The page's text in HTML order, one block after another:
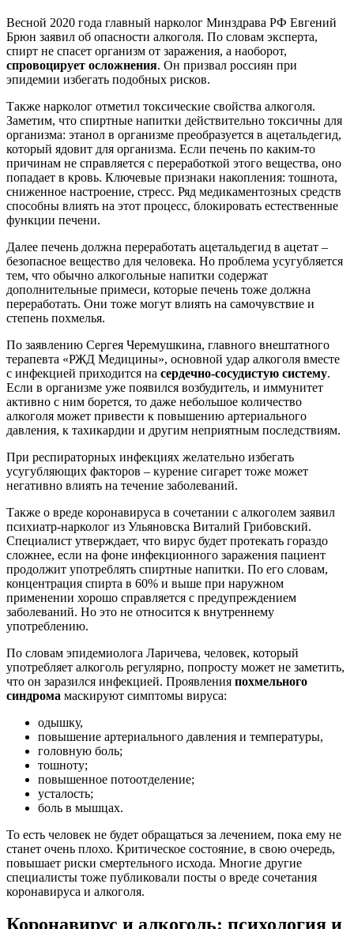
Весной 2020 года главный нарколог Минздрава РФ Евгений
Брюн заявил об опасности алкоголя. По словам эксперта,
спирт не спасет организм от заражения, а наоборот,
спровоцирует осложнения. Он призвал россиян при
эпидемии избегать подобных рисков.
Также нарколог отметил токсические свойства алкоголя.
Заметим, что спиртные напитки действительно токсичны для
организма: этанол в организме преобразуется в ацетальдегид,
который ядовит для организма. Если печень по каким-то
причинам не справляется с переработкой этого вещества, оно
попадает в кровь. Ключевые признаки накопления: тошнота,
сниженное настроение, стресс. Ряд медикаментозных средств
способны влиять на этот процесс, блокировать естественные
функции печени.
Далее печень должна переработать ацетальдегид в ацетат –
безопасное вещество для человека. Но проблема усугубляется
тем, что обычно алкогольные напитки содержат
дополнительные примеси, которые печень тоже должна
переработать. Они тоже могут влиять на самочувствие и
степень похмелья.
По заявлению Сергея Черемушкина, главного внештатного
терапевта «РЖД Медицины», основной удар алкоголя вместе
с инфекцией приходится на сердечно-сосудистую систему.
Если в организме уже появился возбудитель, и иммунитет
активно с ним борется, то даже небольшое количество
алкоголя может привести к повышению артериального
давления, к тахикардии и другим неприятным последствиям.
При респираторных инфекциях желательно избегать
усугубляющих факторов – курение сигарет тоже может
негативно влиять на течение заболеваний.
Также о вреде коронавируса в сочетании с алкоголем заявил
психиатр-нарколог из Ульяновска Виталий Грибовский.
Специалист утверждает, что вирус будет протекать гораздо
сложнее, если на фоне инфекционного заражения пациент
продолжит употреблять спиртные напитки. По его словам,
концентрация спирта в 60% и выше при наружном
применении хорошо справляется с предупреждением
заболеваний. Но это не относится к внутреннему
употреблению.
По словам эпидемиолога Ларичева, человек, который
употребляет алкоголь регулярно, попросту может не заметить,
что он заразился инфекцией. Проявления похмельного
синдрома маскируют симптомы вируса:
одышку,
повышение артериального давления и температуры,
головную боль;
тошноту;
повышенное потоотделение;
усталость;
боль в мышцах.
То есть человек не будет обращаться за лечением, пока ему не
станет очень плохо. Критическое состояние, в свою очередь,
повышает риски смертельного исхода. Многие другие
специалисты тоже публиковали посты о вреде сочетания
коронавируса и алкоголя.
Коронавирус и алкоголь: психология и